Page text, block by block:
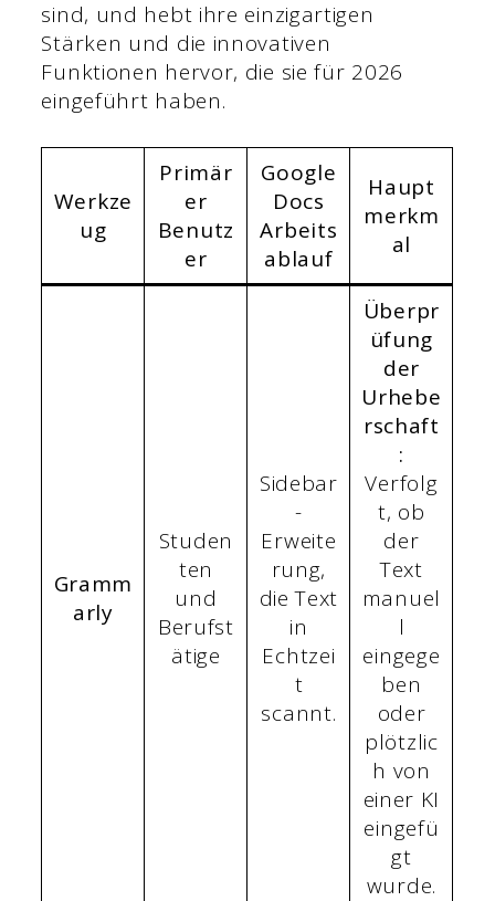
sind, und hebt ihre einzigartigen
Stärken und die innovativen
Funktionen hervor, die sie für 2026
eingeführt haben.
Werkze
ug
Primär
er
Benutz
er
Google
Docs
Arbeits
ablauf
Haupt
merkm
al
Gramm
arly
Studen
ten
und
Berufst
ätige
Sidebar
-
Erweite
rung,
die Text
in
Echtzei
t
scannt.
Überpr
üfung
der
Urhebe
rschaft
:
Verfolg
t, ob
der
Text
manuel
l
eingege
ben
oder
plötzlic
h von
einer KI
eingefü
gt
wurde.